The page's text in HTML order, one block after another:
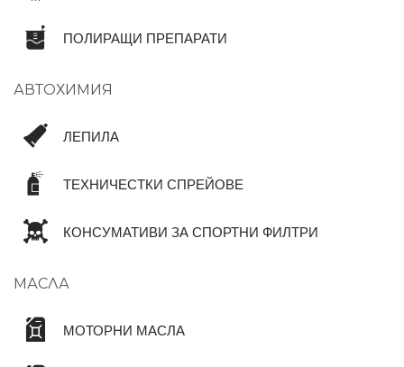
ПОЛИРАЩИ ПРЕПАРАТИ
АВТОХИМИЯ
ЛЕПИЛА
ТЕХНИЧЕСТКИ СПРЕЙОВЕ
КОНСУМАТИВИ ЗА СПОРТНИ ФИЛТРИ
МАСЛА
МОТОРНИ МАСЛА